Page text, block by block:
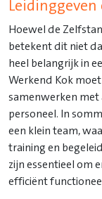
Hoewel de
betekent dit niet
heel belangrijk in
Werkend Kok
samenwerken met
personeel. In
een klein team,
training en
zijn essentieel om
efficiënt